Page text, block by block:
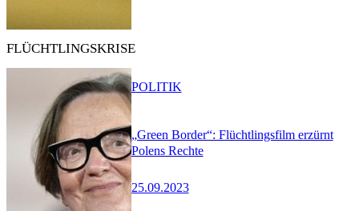
FLÜCHTLINGSKRISE
„Green Border“: Flüchtlingsfilm erzürnt
Polens Rechte
25.09.2023
POLITIK